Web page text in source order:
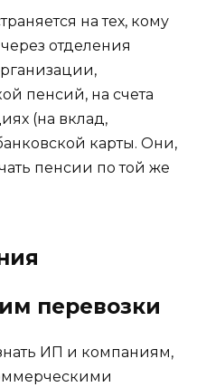
на тех, кому
отделения
пенсий, на счета
(на вклад,
карты. Они,
пенсии по той же
перевозки
ИП и компаниям,